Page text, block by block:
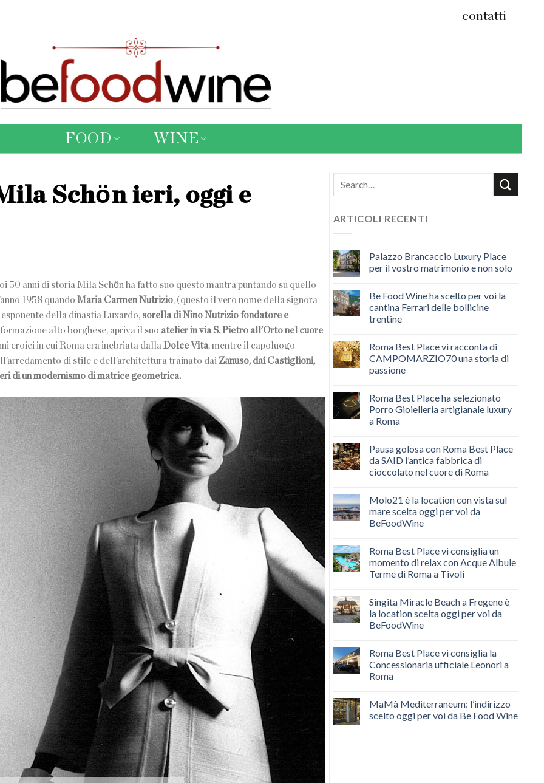
contatti
FOOD WINE
Schӧn ieri, oggi e
50 anni di storia Mila Schӧn ha fatto suo questo mantra puntando su quello
1958 quando Maria Carmen Nutrizio, (questo il vero nome della signora
della dinastia Luxardo, sorella di Nino Nutrizio fondatore e
alto borghese, apriva il suo atelier in via S. Pietro all’Orto nel cuore
eroici in cui Roma era inebriata dalla
Dolce Vita, mentre il capoluogo
di stile e dell’architettura trainato dai Zanuso, dai Castiglioni,
di un modernismo di matrice geometrica.
ARTICOLI RECENTI
Palazzo Brancaccio Luxury Place
per il vostro matrimonio e non solo
Be Food Wine ha scelto per voi la
cantina Ferrari delle bollicine
trentine
Roma Best Place vi racconta di
CAMPOMARZIO70 una storia di
passione
Roma Best Place ha selezionato
Porro Gioielleria artigianale luxury
a Roma
Pausa golosa con Roma Best Place
da SAID l’antica fabbrica di
cioccolato nel cuore di Roma
Molo21 è la location con vista sul
mare scelta oggi per voi da
BeFoodWine
Roma Best Place vi consiglia un
momento di relax con Acque Albule
Terme di Roma a Tivoli
Singita Miracle Beach a Fregene è
la location scelta oggi per voi da
BeFoodWine
Roma Best Place vi consiglia la
Concessionaria ufficiale Leonori a
Roma
MaMà Mediterraneum: l’indirizzo
scelto oggi per voi da Be Food Wine